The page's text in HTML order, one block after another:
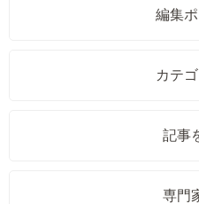
編集
カテ
記事
専門